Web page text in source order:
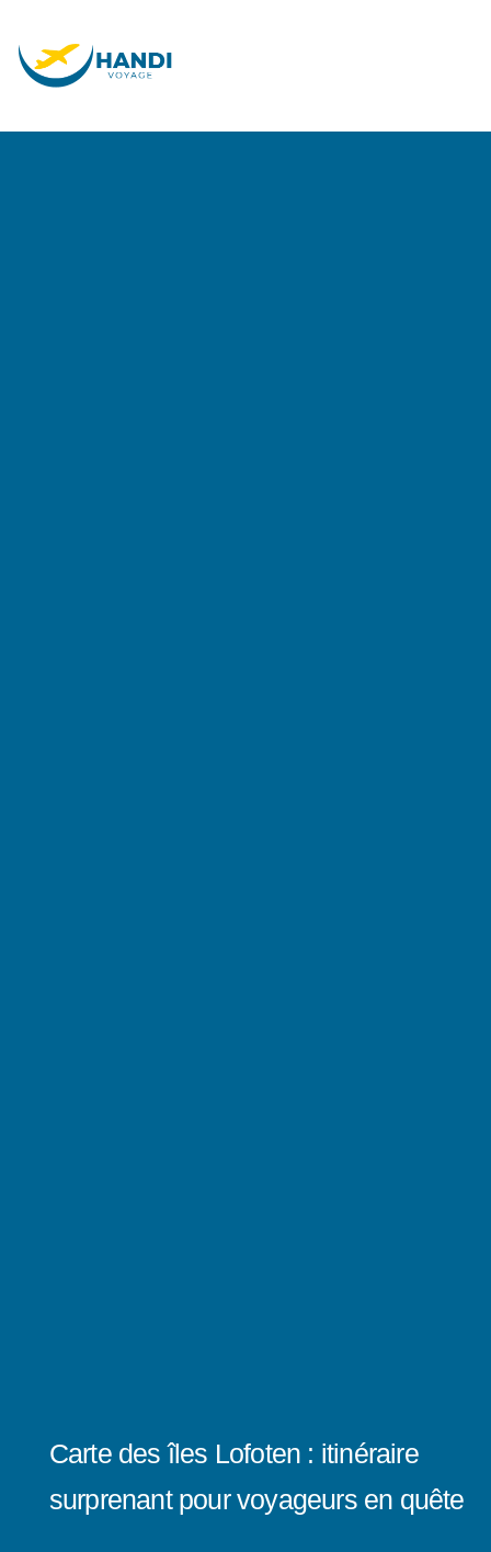
Carte des îles Lofoten : itinéraire
surprenant pour voyageurs en quête